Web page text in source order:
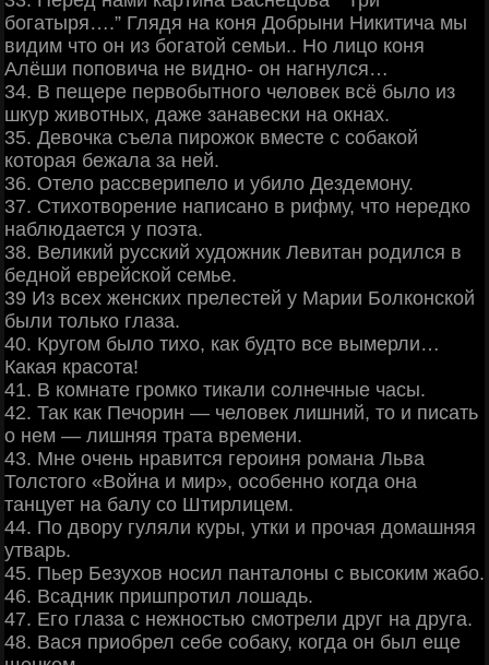
богатыря….” Глядя на коня Добрыни Никитича мы
видим что он из богатой семьи.. Но лицо коня
Алёши поповича не видно- он нагнулся…
34. В пещере первобытного человек всё было из
шкур животных, даже занавески на окнах.
35. Девочка съела пирожок вместе с собакой
которая бежала за ней.
36. Отело рассверипело и убило Дездемону.
37. Стихотворение написано в рифму, что нередко
наблюдается у поэта.
38. Великий русский художник Левитан родился в
бедной еврейской семье.
39 Из всех женских прелестей у Марии Болконской
были только глаза.
40. Кругом было тихо, как будто все вымерли…
Какая красота!
41. В комнате громко тикали солнечные часы.
42. Так как Печорин — человек лишний, то и писать
о нем — лишняя трата времени.
43. Мне очень нравится героиня романа Льва
Толстого «Война и мир», особенно когда она
танцует на балу со Штирлицем.
44. По двору гуляли куры, утки и прочая домашняя
утварь.
45. Пьер Безухов носил панталоны с высоким жабо.
46. Всадник пришпротил лошадь.
47. Его глаза с нежностью смотрели друг на друга.
48. Вася приобрел себе собаку, когда он был еще